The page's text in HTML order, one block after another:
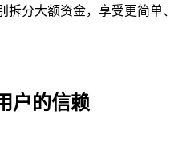
分大额资金，享受更简单、
户的信赖